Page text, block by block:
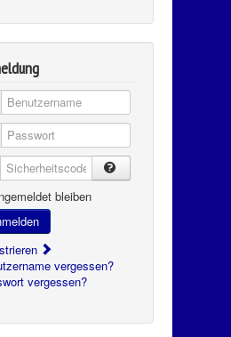
Benutzername
Passwort
Sicherheitscode
bleiben
vergessen?
vergessen?